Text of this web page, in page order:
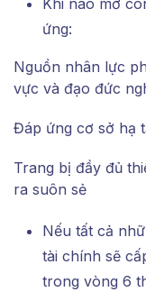
Khi nào mở
ứng:
Nguồn nhân lực
vực và đạo đức
Đáp ứng cơ sở hạ
Trang bị đầy đủ
ra suôn sẻ
Nếu tất cả
tài chính sẽ
trong vòng 6